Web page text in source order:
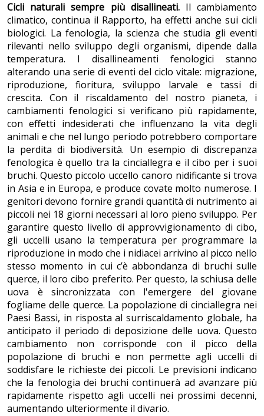
Cicli naturali sempre più disallineati.Il cambiamento
climatico, continua il Rapporto, ha effetti anche sui cicli
biologici. La fenologia, la scienza che studia gli eventi
rilevanti nello sviluppo degli organismi, dipende dalla
temperatura. I disallineamenti fenologici stanno
alterando una serie di eventi del ciclo vitale: migrazione,
riproduzione, fioritura, sviluppo larvale e tassi di
crescita. Con il riscaldamento del nostro pianeta, i
cambiamenti fenologici si verificano più rapidamente,
con effetti indesiderati che influenzano la vita degli
animali e che nel lungo periodo potrebbero comportare
la perdita di biodiversità. Un esempio di discrepanza
fenologica è quello tra la cinciallegra e il cibo per i suoi
bruchi. Questo piccolo uccello canoro nidificante si trova
in Asia e in Europa, e produce covate molto numerose. I
genitori devono fornire grandi quantità di nutrimento ai
piccoli nei 18 giorni necessari al loro pieno sviluppo. Per
garantire questo livello di approvvigionamento di cibo,
gli uccelli usano la temperatura per programmare la
riproduzione in modo che i nidiacei arrivino al picco nello
stesso momento in cui c’è abbondanza di bruchi sulle
querce, il loro cibo preferito. Per questo, la schiusa delle
uova è sincronizzata con l'emergere del giovane
fogliame delle querce. La popolazione di cinciallegra nei
Paesi Bassi, in risposta al surriscaldamento globale, ha
anticipato il periodo di deposizione delle uova. Questo
cambiamento non corrisponde con il picco della
popolazione di bruchi e non permette agli uccelli di
soddisfare le richieste dei piccoli. Le previsioni indicano
che la fenologia dei bruchi continuerà ad avanzare più
rapidamente rispetto agli uccelli nei prossimi decenni,
aumentando ulteriormente il divario.